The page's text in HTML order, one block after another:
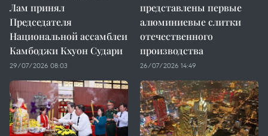
Лам принял
Председателя
Национальной ассамблеи
Камбоджи Кхуон Судари
29/07/2026 08:03
представлены первые
алюминиевые слитки
отечественного
производства
26/07/2026 14:49